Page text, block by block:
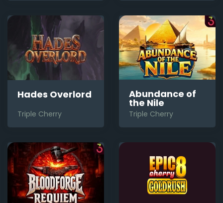
Hades Overlord
Triple Cherry
Abundance of
the Nile
Triple Cherry